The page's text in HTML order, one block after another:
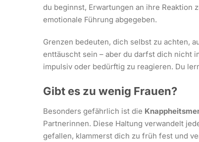
du beginnst, Erwartungen an ihre Reaktion
emotionale Führung abgegeben.
Grenzen bedeuten, dich selbst zu achten,
enttäuscht sein – aber du darfst dich nicht
impulsiv oder bedürftig zu reagieren. Du
Gibt es zu wenig Frauen?
Besonders gefährlich ist die
Partnerinnen. Diese Haltung verwandelt
gefallen, klammerst dich zu früh fest und